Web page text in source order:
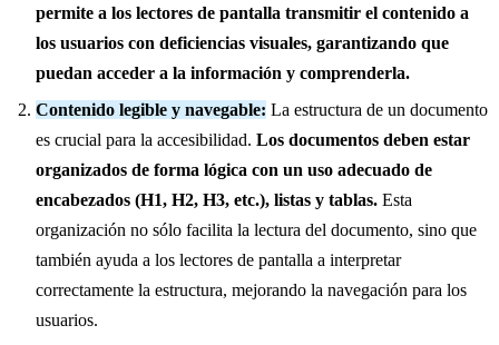
permite a los lectores de pantalla transmitir el contenido a
los usuarios con deficiencias visuales, garantizando que
puedan acceder a la información y comprenderla.
Contenido legible y navegable: La estructura de un documento
es crucial para la accesibilidad. Los documentos deben estar
organizados de forma lógica con un uso adecuado de
encabezados (H1, H2, H3, etc.), listas y tablas. Esta
organización no sólo facilita la lectura del documento, sino que
también ayuda a los lectores de pantalla a interpretar
correctamente la estructura, mejorando la navegación para los
usuarios.